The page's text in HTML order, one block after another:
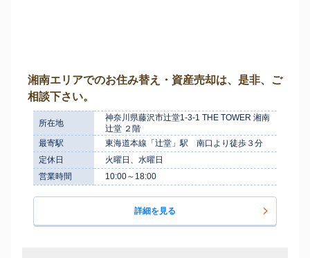
湘南エリアでのお住み替え・資産売却は、是非、ご
相談下さい。
所在地
神奈川県藤沢市辻堂1-3-1 THE TOWER 湘南
辻堂 ２階
最寄駅
東海道本線「辻堂」駅 南口より徒歩３分
定休日
火曜日、水曜日
営業時間
10:00～18:00
詳細を見る